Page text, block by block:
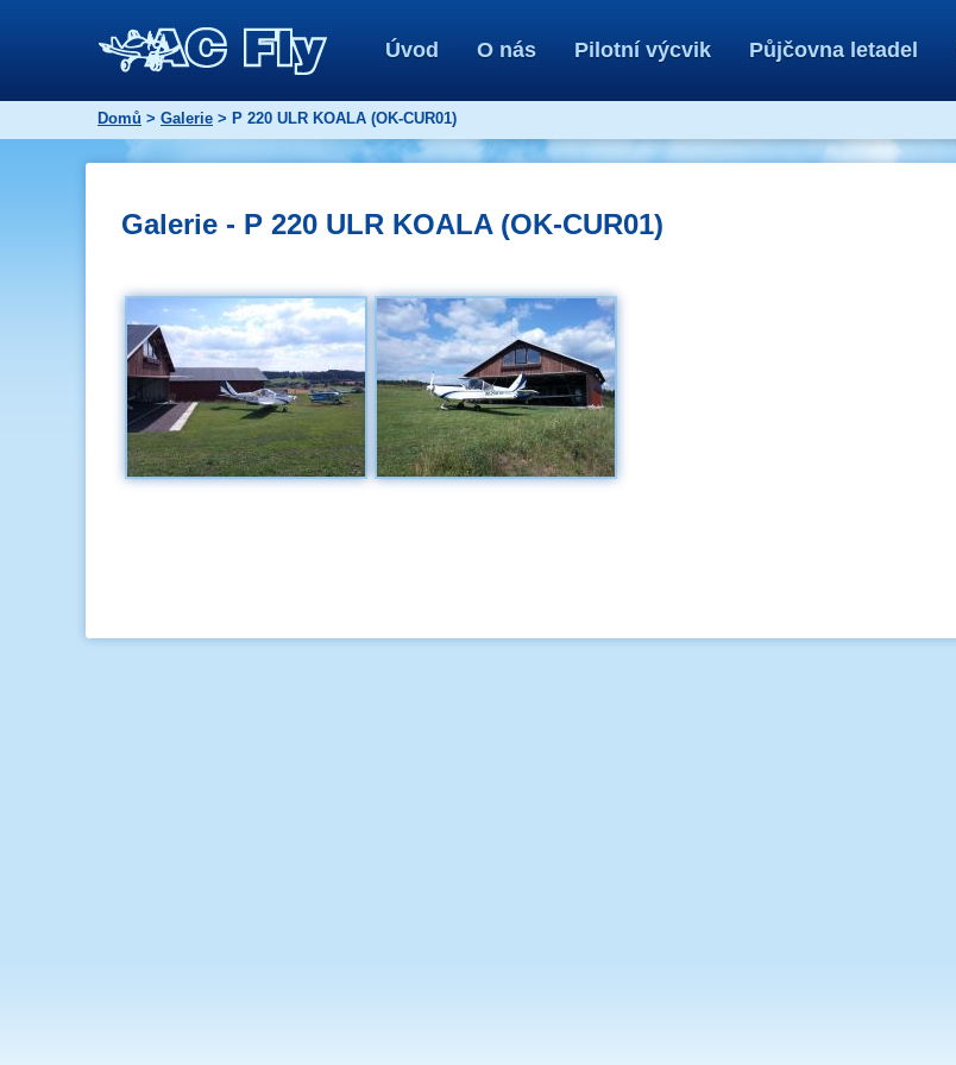
Úvod O nás Pilotní výcvik Půjčovna letadel
Domů > Galerie > P 220 ULR KOALA (OK-CUR01)
Galerie - P 220 ULR KOALA (OK-CUR01)